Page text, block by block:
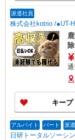
派遣社員
株式会社kotrio /●UT-
キープ
アルバイト パート 派
日研トータルソーシ